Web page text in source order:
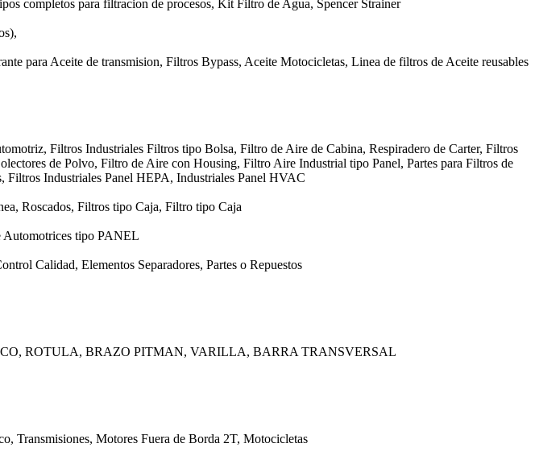
completos para filtracion de procesos, Kit Filtro de Agua, Spencer Strainer
para Aceite de transmision, Filtros Bypass, Aceite Motocicletas, Linea de filtros de Aceite reusables
Filtros Industriales Filtros tipo Bolsa, Filtro de Aire de Cabina, Respiradero de Carter, Filtros
de Polvo, Filtro de Aire con Housing, Filtro Aire Industrial tipo Panel, Partes para Filtros de
Filtros Industriales Panel HEPA, Industriales Panel HVAC
Roscados, Filtros tipo Caja, Filtro tipo Caja
Automotrices tipo PANEL
Calidad, Elementos Separadores, Partes o Repuestos
ROTULA, BRAZO PITMAN, VARILLA, BARRA TRANSVERSAL
Transmisiones, Motores Fuera de Borda 2T, Motocicletas